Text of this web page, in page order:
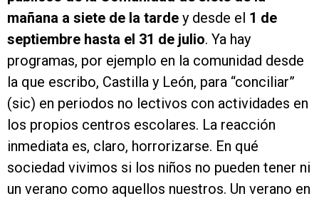
mañana a siete de la tarde y desde el 1 de
septiembre hasta el 31 de julio. Ya hay
programas, por ejemplo en la comunidad desde
la que escribo, Castilla y León, para “conciliar”
(sic) en periodos no lectivos con actividades en
los propios centros escolares. La reacción
inmediata es, claro, horrorizarse. En qué
sociedad vivimos si los niños no pueden tener ni
un verano como aquellos nuestros. Un verano en